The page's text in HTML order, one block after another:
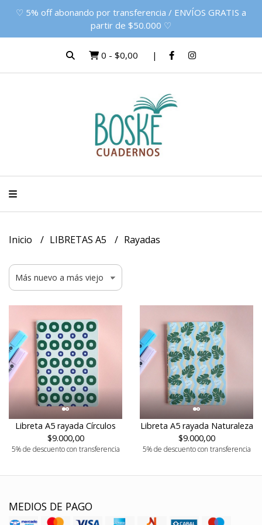
♡ 5% off abonando por transferencia / ENVÍOS GRATIS a
partir de $50.000 ♡
0 - $0,00
Inicio LIBRETAS A5 Rayadas
Libreta A5 rayada Círculos
$9.000,00
5% de descuento con transferencia
Libreta A5 rayada Naturaleza
$9.000,00
5% de descuento con transferencia
MEDIOS DE PAGO